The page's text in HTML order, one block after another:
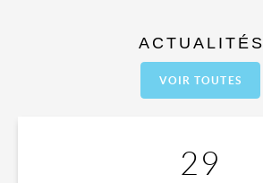
ACTUALITÉS
VOIR TOUTES
29